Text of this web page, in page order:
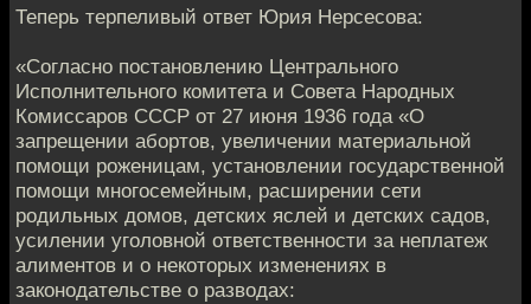
Теперь терпеливый ответ Юрия Нерсесова:
«Согласно постановлению Центрального
Исполнительного комитета и Совета Народных
Комиссаров СССР от 27 июня 1936 года «О
запрещении абортов, увеличении материальной
помощи роженицам, установлении государственной
помощи многосемейным, расширении сети
родильных домов, детских яслей и детских садов,
усилении уголовной ответственности за неплатеж
алиментов и о некоторых изменениях в
законодательстве о разводах: